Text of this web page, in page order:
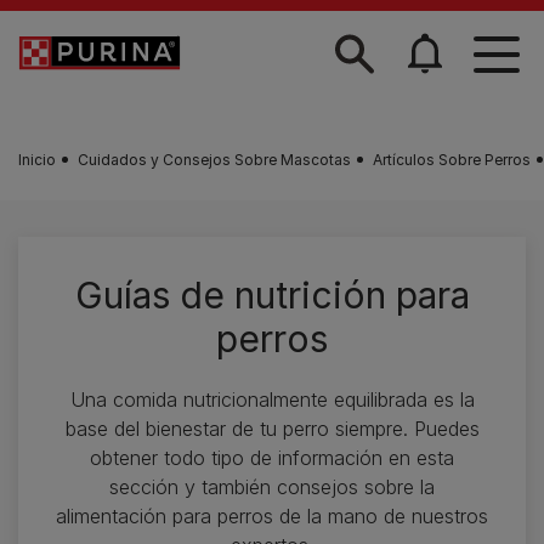
Skip to main content
Inicio Cuidados y Consejos Sobre Mascotas Artículos Sobre Perros
Guías de nutrición para
perros
Una comida nutricionalmente equilibrada es la
base del bienestar de tu perro siempre. Puedes
obtener todo tipo de información en esta
sección y también consejos sobre la
alimentación para perros de la mano de nuestros